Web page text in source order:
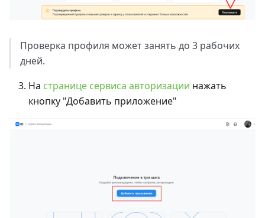
Проверка профиля может занять до 3 рабочих
дней.
На странице сервиса авторизации нажать
кнопку "Добавить приложение"